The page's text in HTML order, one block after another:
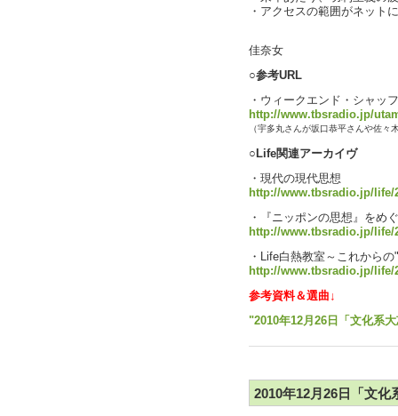
・アクセスの範囲がネット
佳奈女
○参考URL
・ウィークエンド・シャッ
http://www.tbsradio.jp/
（宇多丸さんが坂口恭平さんや佐々
○Life関連アーカイヴ
・現代の現代思想
http://www.tbsradio.jp/life/
・『ニッポンの思想』をめ
http://www.tbsradio.jp/life/
・Life白熱教室～これから
http://www.tbsradio.jp/life/
参考資料＆選曲↓
"2010年12月26日「文化系
2010年12月26日「文化